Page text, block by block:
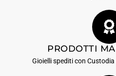
PRODOTTI
Gioielli spediti con